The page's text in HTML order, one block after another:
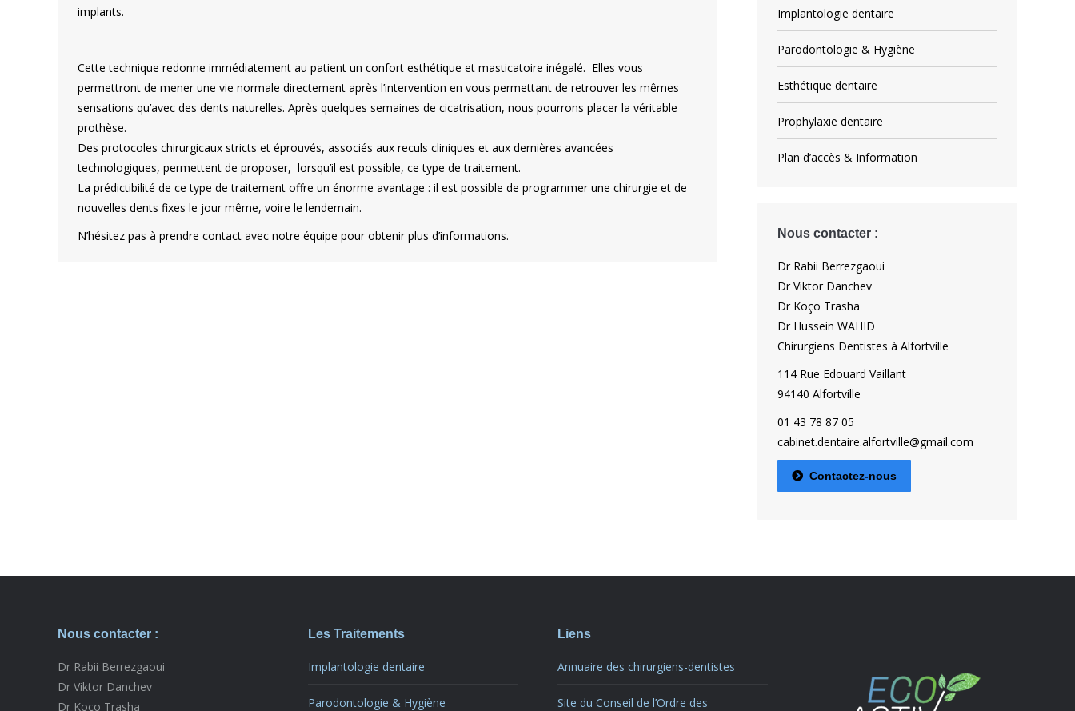
implants.
Cette technique redonne immédiatement au patient un confort esthétique et masticatoire inégalé. Elles vous
permettront de mener une vie normale directement après l’intervention en vous permettant de retrouver les mêmes
sensations qu’avec des dents naturelles. Après quelques semaines de cicatrisation, nous pourrons placer la véritable
prothèse.
Des protocoles chirurgicaux stricts et éprouvés, associés aux reculs cliniques et aux dernières avancées
technologiques, permettent de proposer, lorsqu’il est possible, ce type de traitement.
La prédictibilité de ce type de traitement offre un énorme avantage : il est possible de programmer une chirurgie et de
nouvelles dents fixes le jour même, voire le lendemain.
N’hésitez pas à prendre contact avec notre équipe pour obtenir plus d’informations.
Implantologie dentaire
Parodontologie & Hygiène
Esthétique dentaire
Prophylaxie dentaire
Plan d’accès & Information
Nous contacter :
Dr Rabii Berrezgaoui
Dr Viktor Danchev
Dr Koço Trasha
Dr Hussein WAHID
Chirurgiens Dentistes à Alfortville
114 Rue Edouard Vaillant
94140 Alfortville
01 43 78 87 05
cabinet.dentaire.alfortville@gmail.com
Contactez-nous
Nous contacter :
Dr Rabii Berrezgaoui
Dr Viktor Danchev
Dr Koço Trasha
Les Traitements
Implantologie dentaire
Parodontologie & Hygiène
Liens
Annuaire des chirurgiens-dentistes
Site du Conseil de l’Ordre des